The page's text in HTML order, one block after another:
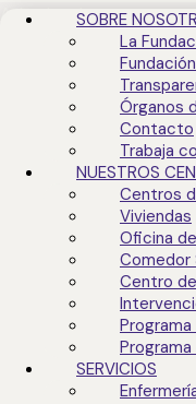
SOBRE
La
Órganos
Contacto
Trabaja
NUESTROS
Centros
Viviendas
Oficina
Comedor
Centro
Programa
SERVICIOS
Aviso legal
Política de privacidad
Cookies –
Config
Canal denuncia
Canal denuncia OHSJD
Centro de acogida */**
Ctra. Sta. Catalina, 55
30012 Murcia
Telf. 968 34 50 01
Fax. 968 34 08 82
Comedor Social *
Eulogio Soriano, 8
30001 Murcia
Telf. 968 22 55 98
Fax. 968 22 36 59